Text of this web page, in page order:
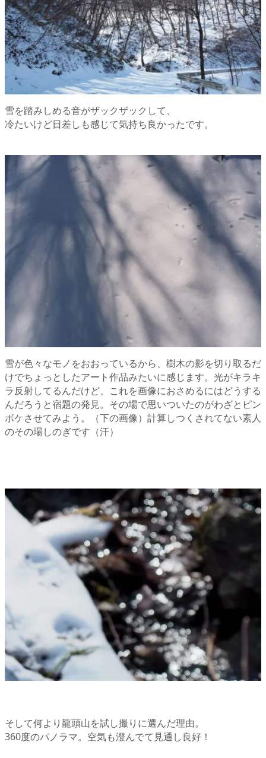
雪を踏みしめる音がザックザックして、
冷たいけど日差しも感じて気持ち良かったです。
雪が色々なモノをおおっているから、樹木の影を切り取るだ
けでちょっとしたアート作品みたいに感じます。光がキラキ
ラ反射してるんだけど、これを画像におさめるにはどうする
んだろうと宿題の発見。その場で思いついたのがわざとピン
ボケさせてみよう。（下の画像）計算しつくされてない素人
のその場しのぎです（汗）
そして何より龍頭山を試し撮りに選んだ理由。
360度のパノラマ。空気も澄んでて見通し良好！